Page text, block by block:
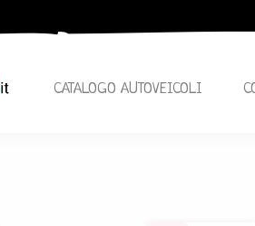
CATALOGO AUTOVEICOLI